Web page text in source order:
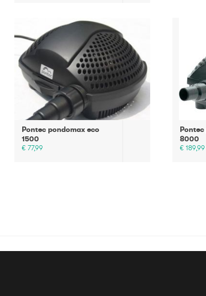
Pontec pondomax eco
1500
€ 77,99
8000
€ 189,99